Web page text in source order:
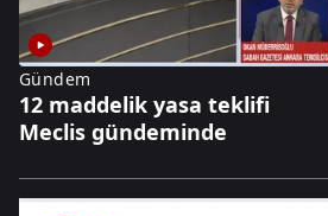
Gündem
12 maddelik yasa teklifi
Meclis gündeminde